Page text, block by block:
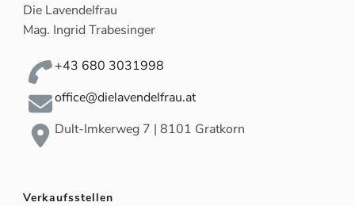
Die Lavendelfrau
Mag. Ingrid Trabesinger
+43 680 3031998
office@dielavendelfrau.at
Dult-Imkerweg 7 | 8101 Gratkorn
Verkaufsstellen